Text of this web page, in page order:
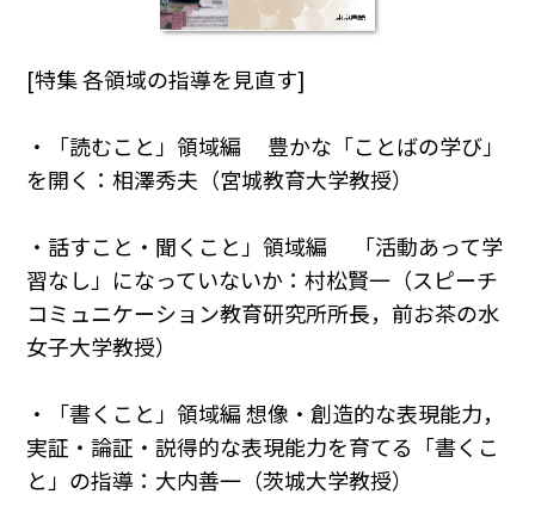
[特集 各領域の指導を見直す]
・「読むこと」領域編 豊かな「ことばの学び」
を開く：相澤秀夫（宮城教育大学教授）
・話すこと・聞くこと」領域編 「活動あって学
習なし」になっていないか：村松賢一（スピーチ
コミュニケーション教育研究所所長，前お茶の水
女子大学教授）
・「書くこと」領域編 想像・創造的な表現能力，
実証・論証・説得的な表現能力を育てる「書くこ
と」の指導：大内善一（茨城大学教授）